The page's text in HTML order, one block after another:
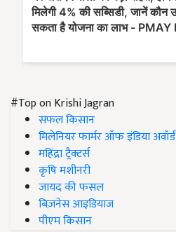
#Top on Krishi Jagran
सफल किसान
मिलेनियर फार्मर ऑफ इंडिया अवॉर्ड
महिंद्रा ट्रैक्टर्स
कृषि मशीनरी
जायद की फसल
बिज़नेस आइडियाज
पीएम किसान